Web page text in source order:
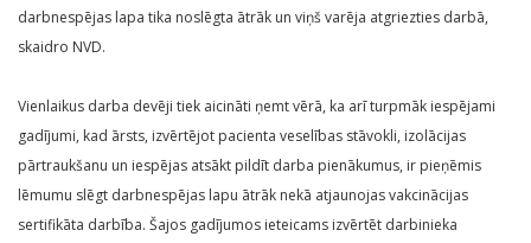
darbnespējas lapa tika noslēgta ātrāk un viņš varēja atgriezties darbā,
skaidro NVD.
Vienlaikus darba devēji tiek aicināti ņemt vērā, ka arī turpmāk iespējami
gadījumi, kad ārsts, izvērtējot pacienta veselības stāvokli, izolācijas
pārtraukšanu un iespējas atsākt pildīt darba pienākumus, ir pieņēmis
lēmumu slēgt darbnespējas lapu ātrāk nekā atjaunojas vakcinācijas
sertifikāta darbība. Šajos gadījumos ieteicams izvērtēt darbinieka